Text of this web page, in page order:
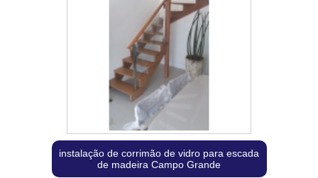
instalação de corrimão de vidro para escada
de madeira Campo Grande